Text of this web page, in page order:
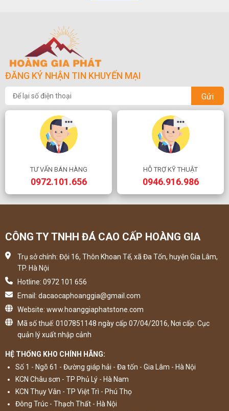
ĐĂNG KÝ NHẬN TIN KHUYẾN MẠI
Gửi
TƯ VẤN BÁN HÀNG
0972.101.656
HỖ TRỢ KỸ THUẬT
0946.916.986
CÔNG TY TNHH ĐÁ CAO CẤP HOÀNG GIA
Trụ sở chính: Đội 16, Thôn Khoan Tế, xã Đa Tốn, huyện Gia Lâm,
TP. Hà Nội
Hotline: 0972 101 656
Email: dacaocaphoanggia@gmail.com
Website: www.hoanggiaphatstone.com
Mã số thuế: 0107851148 ngày cấp 07/04/2016, Nơi cấp: Cục
quản lý xuất nhập cảnh
HỆ THỐNG KHO CHÍNH HÃNG:
Số 1 - Ngõ 61 - Đường giáp hải - Đa tốn - Gia Lâm - Hà Nội
KCN Châu sơn - TP Phủ Lý - Hà Nam
KCN Thụy Vân - TP Việt Trì - Phú Thọ
Đông Trúc - Thạch Thất - Hà Nội